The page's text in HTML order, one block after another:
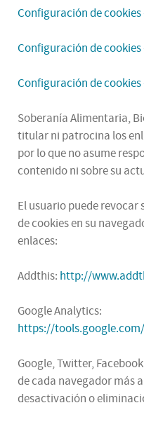
Configuración de cookies
Configuración de cookies
Configuración de cookies
Soberanía Alimentaria,
titular ni patrocina los
por lo que no asume
contenido ni sobre su
El usuario puede
de cookies en su
enlaces:
Addthis: http://
Google Analytics:
https://
Google, Twitter,
de cada navegador más
desactivación o